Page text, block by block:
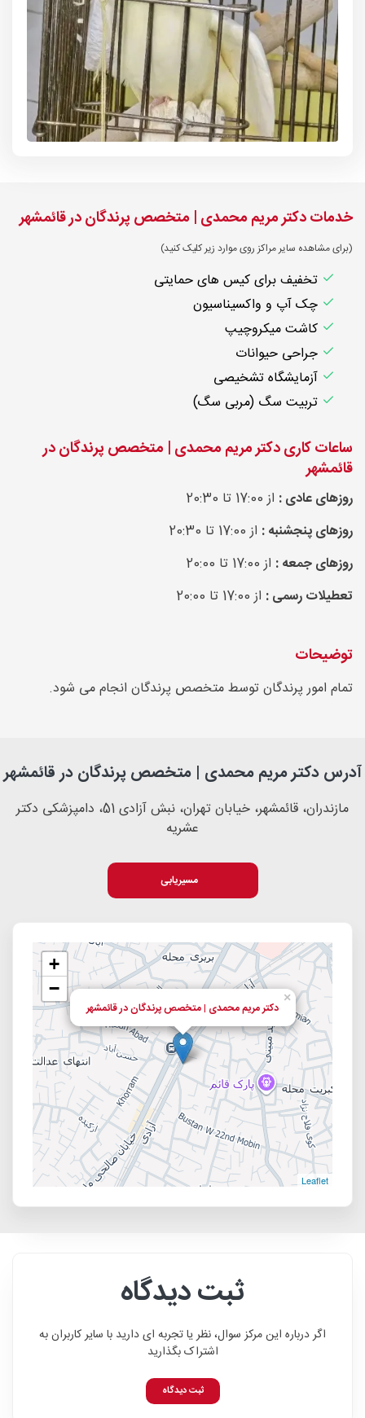
خدمات دکتر مریم محمدی | متخصص پرندگان در قائمشهر
(برای مشاهده سایر مراکز روی موارد زیر کلیک کنید)
تخفیف برای کیس های حمایتی
چک آپ و واکسیناسیون
کاشت میکروچیپ
جراحی حیوانات
آزمایشگاه تشخیصی
تربیت سگ (مربی سگ)
ساعات کاری دکتر مریم محمدی | متخصص پرندگان در
قائمشهر
روزهای عادی : از 17:00 تا 20:30
روزهای پنجشنبه : از 17:00 تا 20:30
روزهای جمعه : از 17:00 تا 20:00
تعطیلات رسمی : از 17:00 تا 20:00
توضیحات
تمام امور پرندگان توسط متخصص پرندگان انجام می شود.
آدرس دکتر مریم محمدی | متخصص پرندگان در قائمشهر
مازندران، قائمشهر، خیابان تهران، نبش آزادی 51، دامپزشکی دکتر
عشریه
مسیریابی
دکتر مریم محمدی | متخصص پرندگان در قائمشهر
×
+
−
Leaflet
ثبت دیدگاه
اگر درباره این مرکز سوال، نظر یا تجربه ای دارید با سایر کاربران به
اشتراک بگذارید
ثبت دیدگاه